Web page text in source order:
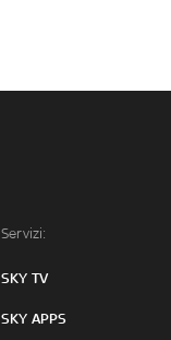
Servizi:
SKY TV
SKY APPS